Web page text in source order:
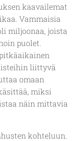
kaavailemat
Vammaisia
miljoonaa, joista
puolet.
liittyvä
omaan
miksi
näin mittavia
kohteluun.